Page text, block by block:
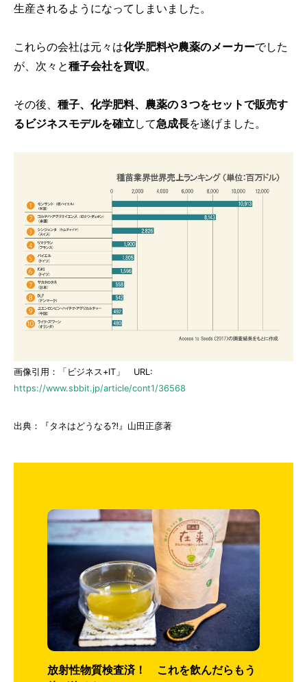
生産されるようになってしまいました。
これらの会社は元々は化学肥料や農薬のメーカーでした
が、次々と種子会社を買収。
その後、 種子、化学肥料、農薬の３つをセットで販売す
るビジネスモデルを確立 して急成長を遂げました。
画像引用：「ビジネス+IT」 URL:
https://www.sbbit.jp/article/cont1/36568
出典：『タネはどうなる⁈』山田正彦著
放射性物質検査済！ これを飲んだらもう